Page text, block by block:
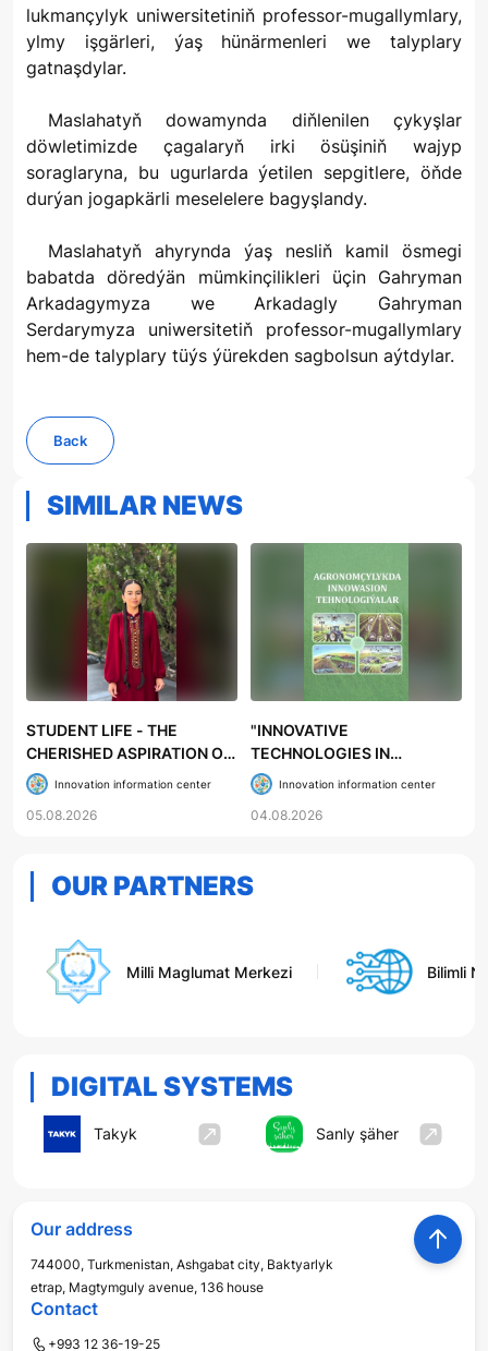
lukmançylyk uniwersitetiniň professor-mugallymlary,
ylmy işgärleri, ýaş hünärmenleri we talyplary
gatnaşdylar.
Maslahatyň dowamynda diňlenilen çykyşlar
döwletimizde çagalaryň irki ösüşiniň wajyp
soraglaryna, bu ugurlarda ýetilen sepgitlere, öňde
durýan jogapkärli meselelere bagyşlandy.
Maslahatyň ahyrynda ýaş nesliň kamil ösmegi
babatda döredýän mümkinçilikleri üçin Gahryman
Arkadagymyza we Arkadagly Gahryman
Serdarymyza uniwersitetiň professor-mugallymlary
hem-de talyplary tüýs ýürekden sagbolsun aýtdylar.
Back
SIMILAR NEWS
STUDENT LIFE - THE
CHERISHED ASPIRATION OF
YOUTHInnovation information center
05.08.2026
"INNOVATIVE
TECHNOLOGIES IN
AGRONOMY" TEXTBOOK
PUBLISHED FOR HIGHER
EDUCATION INSTITUTIONS
Innovation information center
04.08.2026
OUR PARTNERS
Milli Maglumat Merkezi Bilimli
DIGITAL SYSTEMS
Takyk Sanly şäher
Contact
+993 12 36-19-25
Our address
744000, Turkmenistan, Ashgabat city, Baktyarlyk
etrap, Magtymguly avenue, 136 house